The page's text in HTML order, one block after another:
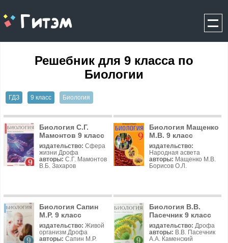
gitem.me
Решебник для 9 класса по
Биологии
ГДЗ 9 класс Биология
Биология С.Г.
Мамонтов 9 класс
издательство: Сфера
жизни Дрофа
авторы: С.Г. Мамонтов
В.Б. Захаров
Биология Мащенко
М.В. 9 класс
издательство:
Народная асвета
авторы: Мащенко М.В.
Борисов О.Л.
Биология Сапин
М.Р. 9 класс
издательство: Живой
организм Дрофа
авторы: Сапин М.Р.
Биология В.В.
Пасечник 9 класс
издательство: Дрофа
авторы: В.В. Пасечник
А.А. Каменский